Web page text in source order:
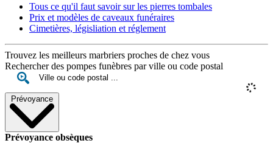
Tous ce qu'il faut savoir sur les pierres tombales
Prix et modèles de caveaux funéraires
Cimetières, législiation et réglement
Trouvez les meilleurs marbriers proches de chez vous
Rechercher des pompes funèbres par ville ou code postal
Prévoyance
Prévoyance obsèques